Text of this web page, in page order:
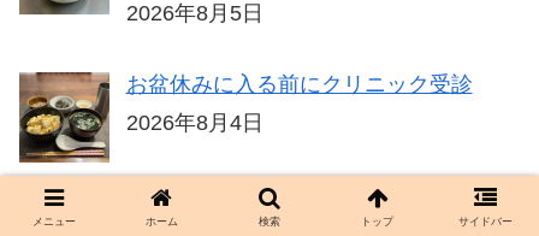
2026年8月5日
お盆休みに入る前にクリニック受診
2026年8月4日
バイトの辞め時、お金より自由な時間が
メニュー ホーム 検索 トップ サイドバー